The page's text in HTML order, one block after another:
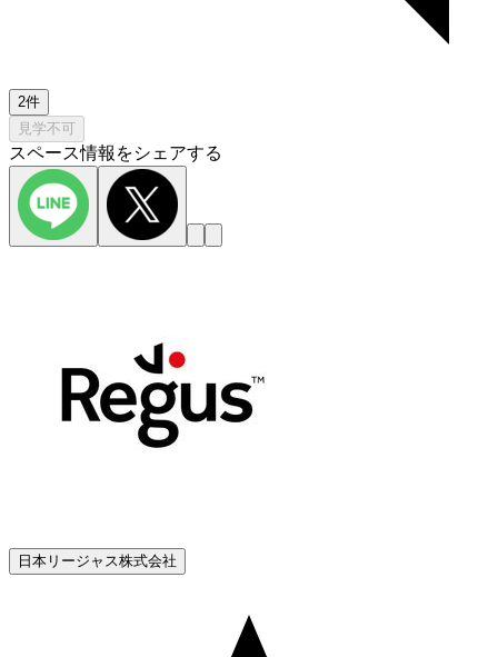
2件
見学不可
スペース情報をシェアする
日本リージャス株式会社